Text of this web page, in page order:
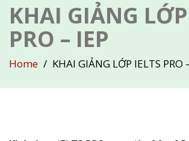
KHAI GIẢNG
PRO – IEP
Home KHAI GIẢNG LỚP IELTS PRO